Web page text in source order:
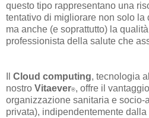
questo tipo rappresentano una
tentativo di migliorare non solo la
ma anche (e soprattutto) la
professionista della salute che
Cloud computing, tecnologia
nostro Vitaever®, offre il
organizzazione sanitaria e
privata), indipendentemente